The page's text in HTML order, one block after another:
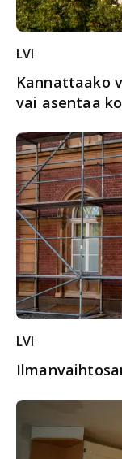
LVI
Kannattaako
vai asentaa
LVI